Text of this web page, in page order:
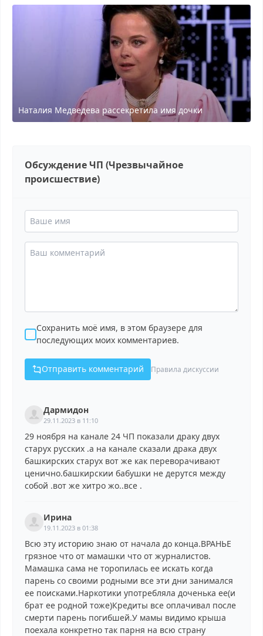
Наталия Медведева рассекретила имя дочки
Обсуждение ЧП (Чрезвычайное
происшествие)
Сохранить моё имя, в этом браузере для
последующих моих комментариев.
Отправить комментарий Правила дискуссии
Дармидон
29.11.2023 в 11:10
29 ноября на канале 24 ЧП показали драку двух
старух русских .а на канале сказали драка двух
башкирских старух вот же как переворачивают
ценично.башкирскии бабушки не дерутся между
собой .вот же хитро жо..все .
Ирина
19.11.2023 в 01:38
Всю эту историю знаю от начала до конца.ВРАНЬЕ
грязное что от мамашки что от журналистов.
Мамашка сама не торопилась ее искать когда
парень со своими родными все эти дни занимался
ее поисками.Наркотики употребляла доченька ее(и
брат ее родной тоже)Кредиты все оплачивал после
смерти парень погибшей.У мамы видимо крыша
поехала конкретно так парня на всю страну